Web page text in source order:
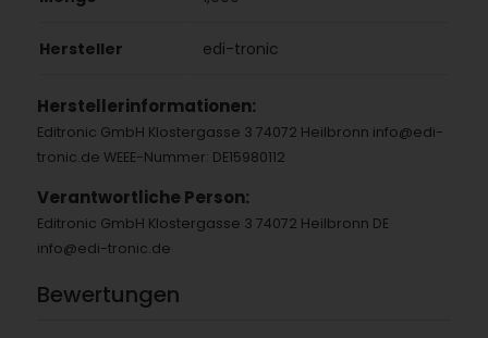
Hersteller edi-tronic
Herstellerinformationen:
Editronic GmbH Klostergasse 3 74072 Heilbronn info@edi-
tronic.de WEEE-Nummer: DE15980112
Verantwortliche Person:
Editronic GmbH Klostergasse 3 74072 Heilbronn DE
info@edi-tronic.de
Bewertungen